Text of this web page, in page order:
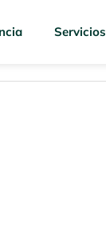
Servicios